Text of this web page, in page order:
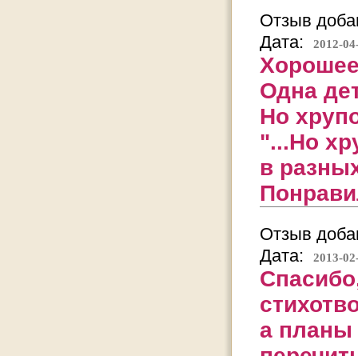
Отзыв
Дата:
2012-
Одна
Но
"...Но
в
Отзыв
Дата:
2013-
а планы